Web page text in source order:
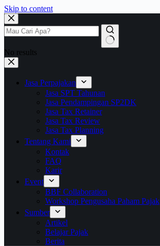
Skip to content
No results
Jasa Perpajakan
Jasa SPT Tahunan
Jasa Pendampingan SP2DK
Jasa Tax Retainer
Jasa Tax Review
Jasa Tax Planning
Tentang Kami
Kontak
FAQ
Karir
Event
BBF Collaboration
Workshop Pengusaha Paham Pajak
Sumber
Artikel
Belajar Pajak
Berita